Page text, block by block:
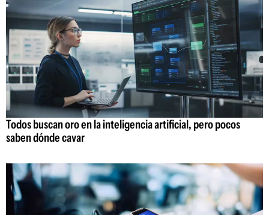
Todos buscan oro en la inteligencia artificial, pero pocos
saben dónde cavar